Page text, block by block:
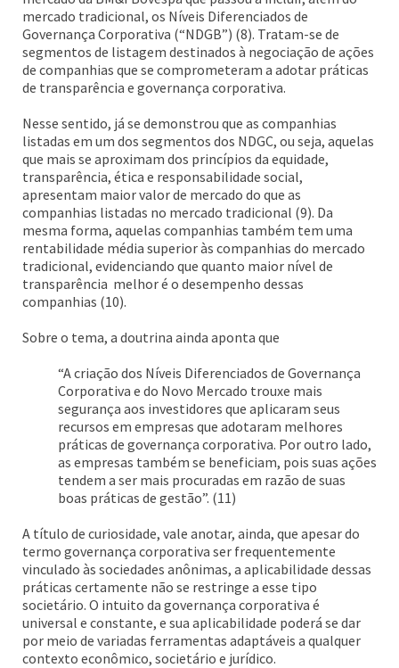
mercado tradicional, os Níveis Diferenciados de
Governança Corporativa (“NDGB”) (8). Tratam-se de
segmentos de listagem destinados à negociação de ações
de companhias que se comprometeram a adotar práticas
de transparência e governança corporativa.
Nesse sentido, já se demonstrou que as companhias
listadas em um dos segmentos dos NDGC, ou seja, aquelas
que mais se aproximam dos princípios da equidade,
transparência, ética e responsabilidade social,
apresentam maior valor de mercado do que as
companhias listadas no mercado tradicional (9). Da
mesma forma, aquelas companhias também tem uma
rentabilidade média superior às companhias do mercado
tradicional, evidenciando que quanto maior nível de
transparência melhor é o desempenho dessas
companhias (10).
Sobre o tema, a doutrina ainda aponta que
“A criação dos Níveis Diferenciados de Governança
Corporativa e do Novo Mercado trouxe mais
segurança aos investidores que aplicaram seus
recursos em empresas que adotaram melhores
práticas de governança corporativa. Por outro lado,
as empresas também se beneficiam, pois suas ações
tendem a ser mais procuradas em razão de suas
boas práticas de gestão”. (11)
A título de curiosidade, vale anotar, ainda, que apesar do
termo governança corporativa ser frequentemente
vinculado às sociedades anônimas, a aplicabilidade dessas
práticas certamente não se restringe a esse tipo
societário. O intuito da governança corporativa é
universal e constante, e sua aplicabilidade poderá se dar
por meio de variadas ferramentas adaptáveis a qualquer
contexto econômico, societário e jurídico.